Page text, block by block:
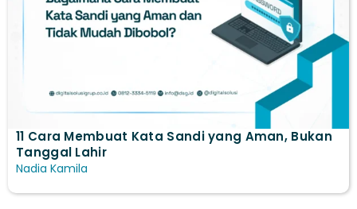
11 Cara Membuat Kata Sandi yang Aman, Bukan
Tanggal Lahir
Nadia Kamila